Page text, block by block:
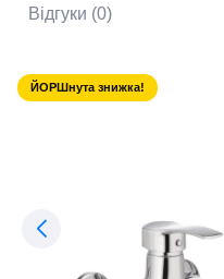
Відгуки (0)
ЙОРШнута знижка!